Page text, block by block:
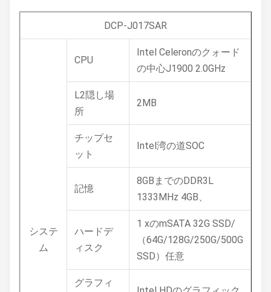
DCP-J017SAR
システ
ム
CPU
Intel Celeronのクォード
の中心J1900 2.0GHz
L2隠し場
所
2MB
チップセ
ット
Intel湾の道SOC
記憶
8GBまでのDDR3L
1333MHz 4GB、
ハードデ
ィスク
1 xのmSATA 32G SSD/
（64G/128G/250G/500G
SSD）任意
グラフィ